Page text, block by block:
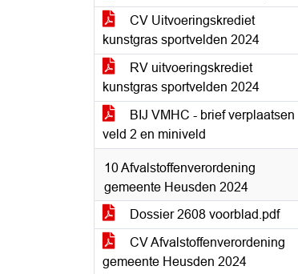
CV Uitvoeringskrediet
kunstgras sportvelden 2024
RV uitvoeringskrediet
kunstgras sportvelden 2024
BIJ VMHC - brief verplaatsen
veld 2 en miniveld
10 Afvalstoffenverordening
gemeente Heusden 2024
Dossier 2608 voorblad.pdf
CV Afvalstoffenverordening
gemeente Heusden 2024